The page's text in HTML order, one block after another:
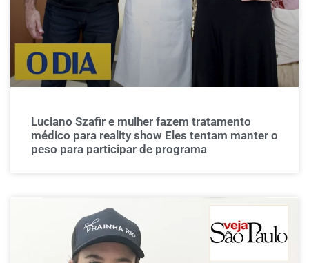
Luciano Szafir e mulher fazem tratamento
médico para reality show Eles tentam manter o
peso para participar de programa